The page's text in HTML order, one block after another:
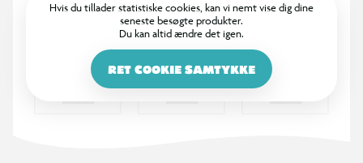
Hvis du tillader statistiske cookies, kan vi nemt vise dig dine
seneste besøgte produkter.
Du kan altid ændre det igen.
RET COOKIE SAMTYKKE